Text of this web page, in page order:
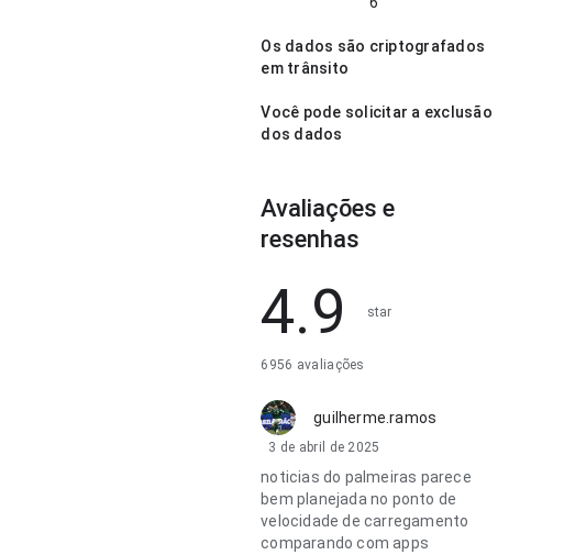
Os dados são criptografados
em trânsito
Você pode solicitar a exclusão
dos dados
Avaliações e
resenhas
4.9 star
6956 avaliações
guilherme.ramos
3 de abril de 2025
noticias do palmeiras parece
bem planejada no ponto de
velocidade de carregamento
comparando com apps